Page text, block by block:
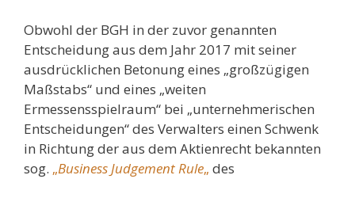
Obwohl der BGH in der zuvor genannten
Entscheidung aus dem Jahr 2017 mit seiner
ausdrücklichen Betonung eines „großzügigen
Maßstabs“ und eines „weiten
Ermessensspielraum“ bei „unternehmerischen
Entscheidungen“ des Verwalters einen Schwenk
in Richtung der aus dem Aktienrecht bekannten
sog. „Business Judgement Rule„ des